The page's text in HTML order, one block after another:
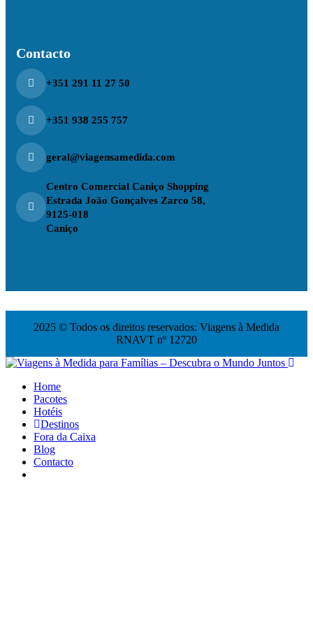
Contacto
+351 291 11 27 50
+351 938 255 757
geral@viagensamedida.com
Centro Comercial Caniço Shopping
Estrada João Gonçalves Zarco 58,
9125-018
Caniço
2025 © Todos os direitos reservados: Viagens à Medida
RNAVT nº 12720
Home
Pacotes
Hotéis
Destinos
Fora da Caixa
Blog
Contacto